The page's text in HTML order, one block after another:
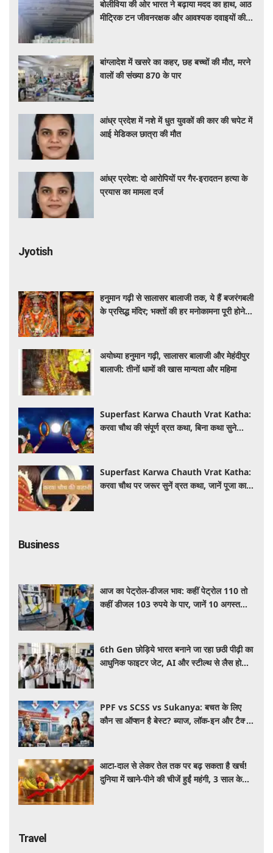
बोलीविया की ओर भारत ने बढ़ाया मदद का हाथ, आठ
मीट्रिक टन जीवनरक्षक और आवश्यक दवाइयों की
बांग्लादेश में खसरे का कहर, छह बच्चों की मौत, मरने
वालों की संख्या 870 के पार
आंध्र प्रदेश में नशे में धुत युवकों की कार की चपेट में
आई मेडिकल छात्रा की मौत
आंध्र प्रदेश: दो आरोपियों पर गैर-इरादतन हत्या के
प्रयास का मामला दर्ज
Jyotish
हनुमान गढ़ी से सालासर बालाजी तक, ये हैं बजरंगबली
के प्रसिद्ध मंदिर; भक्तों की हर मनोकामना पूरी होने
अयोध्या हनुमान गढ़ी, सालासर बालाजी और मेहंदीपुर
बालाजी: तीनों धामों की खास मान्यता और महिमा
Superfast Karwa Chauth Vrat Katha:
करवा चौथ की संपूर्ण व्रत कथा, बिना कथा सुने
Superfast Karwa Chauth Vrat Katha:
करवा चौथ पर जरूर सुनें व्रत कथा, जानें पूजा का
Business
आज का पेट्रोल-डीजल भाव: कहीं पेट्रोल 110 तो
कहीं डीजल 103 रुपये के पार, जानें 10 अगस्त
6th Gen छोड़िये भारत बनाने जा रहा छठी पीढ़ी का
आधुनिक फाइटर जेट, AI और स्टील्थ से लैस होगा
PPF vs SCSS vs Sukanya: बचत के लिए
कौन सा ऑप्शन है बेस्ट? ब्याज, लॉक-इन और टैक्स
आटा-दाल से लेकर तेल तक पर बढ़ सकता है खर्च!
दुनिया में खाने-पीने की चीजें हुईं महंगी, 3 साल के
Travel